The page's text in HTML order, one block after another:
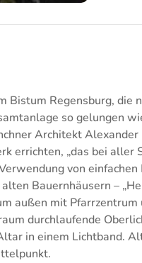
Bistum Regensburg, die
so gelungen
Architekt
errichten, „das bei aller
von
Bauernhäusern –
außen mit
durchlaufende
in einem Lichtband.